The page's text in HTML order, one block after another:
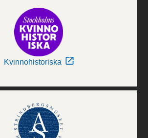
Kvinnohistoriska